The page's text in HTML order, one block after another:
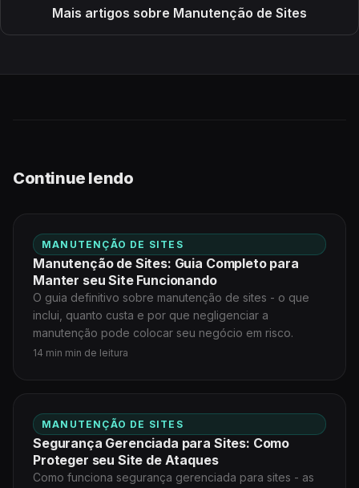
Mais artigos sobre Manutenção de Sites
Continue lendo
MANUTENÇÃO DE SITES
Manutenção de Sites: Guia Completo para
Manter seu Site Funcionando
O guia definitivo sobre manutenção de sites - o que
inclui, quanto custa e por que negligenciar a
manutenção pode colocar seu negócio em risco.
14 min min de leitura
MANUTENÇÃO DE SITES
Segurança Gerenciada para Sites: Como
Proteger seu Site de Ataques
Como funciona segurança gerenciada para sites - as